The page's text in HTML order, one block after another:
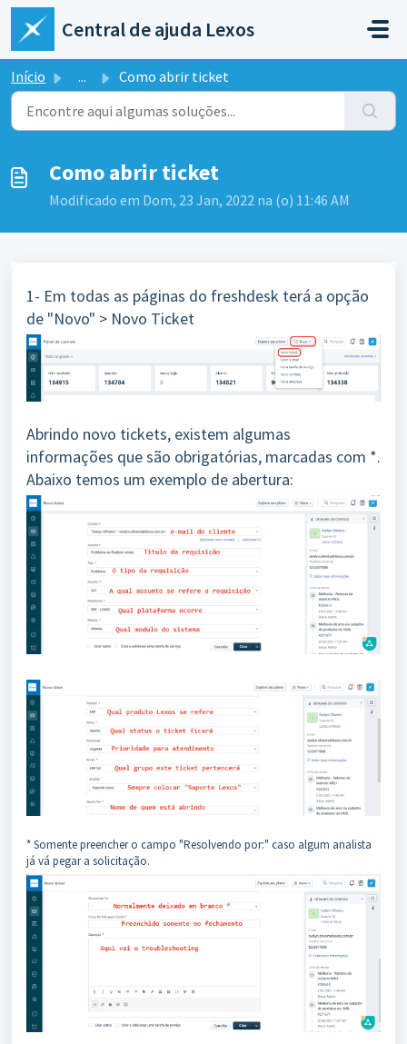
Ir para o conteúdo principal
Central de ajuda Lexos
Início ... Como abrir ticket
Como abrir ticket
Modificado em Dom, 23 Jan, 2022 na (o) 11:46 AM
1- Em todas as páginas do freshdesk terá a opção
de "Novo" > Novo Ticket
Abrindo novo tickets, existem algumas
informações que são obrigatórias, marcadas com *.
Abaixo temos um exemplo de abertura:
* Somente preencher o campo "Resolvendo por:" caso algum analista
já vá pegar a solicitação.